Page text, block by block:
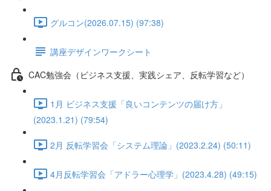
グルコン(2026.07.15) (97:38)
講座デザインワークシート
CAC勉強会（ビジネス支援、実践シェア、反転学習など）
1月 ビジネス支援「良いコンテンツの届け方」
(2023.1.21) (79:54)
2月 反転学習会「システム理論」(2023.2.24) (50:11)
4月反転学習会「アドラー心理学」(2023.4.28) (49:15)